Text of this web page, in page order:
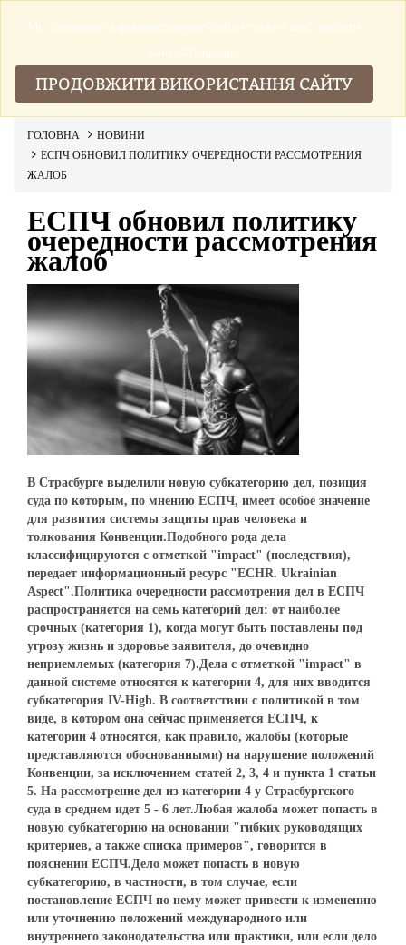
ГОЛОВНА
НОВИНИ
ЕСПЧ ОБНОВИЛ ПОЛИТИКУ ОЧЕРЕДНОСТИ РАССМОТРЕНИЯ
ЖАЛОБ
ЕСПЧ обновил политику
очередности рассмотрения
жалоб
В Страсбурге выделили новую субкатегорию дел, позиция
суда по которым, по мнению ЕСПЧ, имеет особое значение
для развития системы защиты прав человека и
толкования Конвенции.Подобного рода дела
классифицируются с отметкой "impact" (последствия),
передает информационный ресурс "ECHR. Ukrainian
Aspect".Политика очередности рассмотрения дел в ЕСПЧ
распространяется на семь категорий дел: от наиболее
срочных (категория 1), когда могут быть поставлены под
угрозу жизнь и здоровье заявителя, до очевидно
неприемлемых (категория 7).Дела с отметкой "impact" в
данной системе относятся к категории 4, для них вводится
субкатегория IV-High. В соответствии с политикой в том
виде, в котором она сейчас применяется ЕСПЧ, к
категории 4 относятся, как правило, жалобы (которые
представляются обоснованными) на нарушение положений
Конвенции, за исключением статей 2, 3, 4 и пункта 1 статьи
5. На рассмотрение дел из категории 4 у Страсбургского
суда в среднем идет 5 - 6 лет.Любая жалоба может попасть в
новую субкатегорию на основании "гибких руководящих
критериев, а также списка примеров", говорится в
пояснении ЕСПЧ.Дело может попасть в новую
субкатегорию, в частности, в том случае, если
постановление ЕСПЧ по нему может привести к изменению
или уточнению положений международного или
внутреннего законодательства или практики, или если дело
Ми збираемо та використовуемо файли cookies щоб зробити
наш сайт краще.
ПРОДОВЖИТИ ВИКОРИСТАННЯ САЙТУ